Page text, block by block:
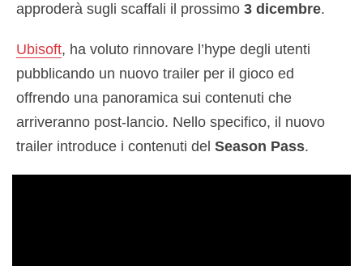
approderà sugli scaffali il prossimo 3 dicembre.
Ubisoft, ha voluto rinnovare l’hype degli utenti
pubblicando un nuovo trailer per il gioco ed
offrendo una panoramica sui contenuti che
arriveranno post-lancio. Nello specifico, il nuovo
trailer introduce i contenuti del Season Pass.